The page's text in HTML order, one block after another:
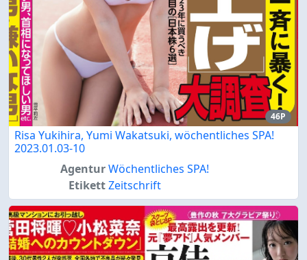
46P
Risa Yukihira, Yumi Wakatsuki, wöchentliches SPA!
2023.01.03-10
AgenturWöchentliches SPA!
EtikettZeitschrift